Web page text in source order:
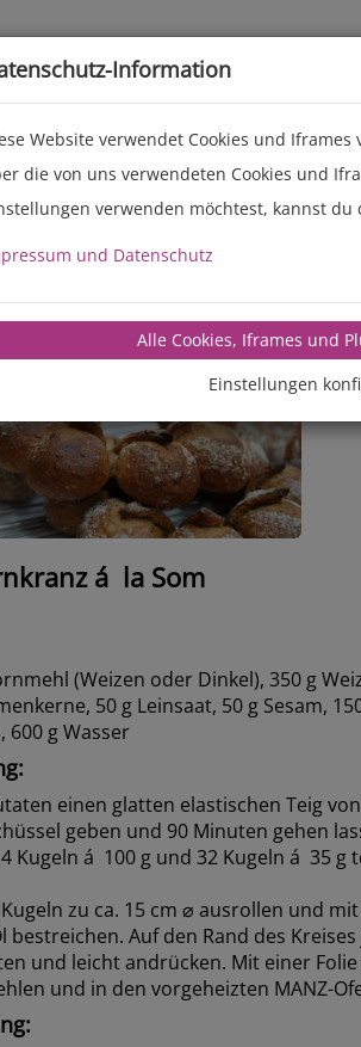
á la Som
(Weizen oder Dinkel), 350 g
50 g Leinsaat, 50 g Sesam,
600 g Wasser
einen glatten elastischen Teig
geben und 90 Minuten gehen
Kugeln á 100 g und 32 Kugeln á 35
zu ca. 15 cm ⌀ ausrollen und
bestreichen. Auf den Rand des
und leicht andrücken. Mit einer
und in den vorgeheizten MANZ-
Information
Website verwendet Cookies und
die von uns verwendeten Cookies und
verwenden möchtest, kannst
und Datenschutz
Alle Cookies, Iframes und
Einstellungen